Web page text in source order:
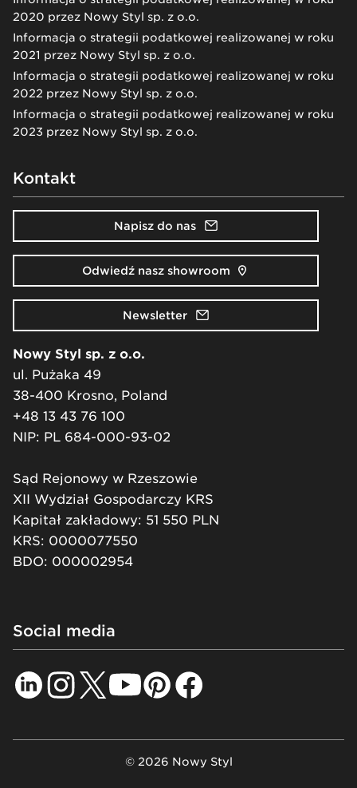
2020 przez Nowy Styl sp. z o.o.
Informacja o strategii podatkowej realizowanej w roku
2021 przez Nowy Styl sp. z o.o.
Informacja o strategii podatkowej realizowanej w roku
2022 przez Nowy Styl sp. z o.o.
Informacja o strategii podatkowej realizowanej w roku
2023 przez Nowy Styl sp. z o.o.
Kontakt
Napisz do nas
Odwiedź nasz showroom
Newsletter
Nowy Styl sp. z o.o.
ul. Pużaka 49
38-400 Krosno, Poland
+48 13 43 76 100
NIP: PL 684-000-93-02
Sąd Rejonowy w Rzeszowie
XII Wydział Gospodarczy KRS
Kapitał zakładowy: 51 550 PLN
KRS: 0000077550
BDO: 000002954
Social media
© 2026 Nowy Styl